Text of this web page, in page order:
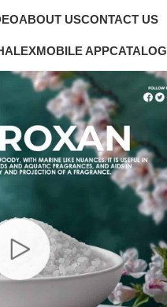
ABOUT USCONTACT US
MOBILE APPCATALOG